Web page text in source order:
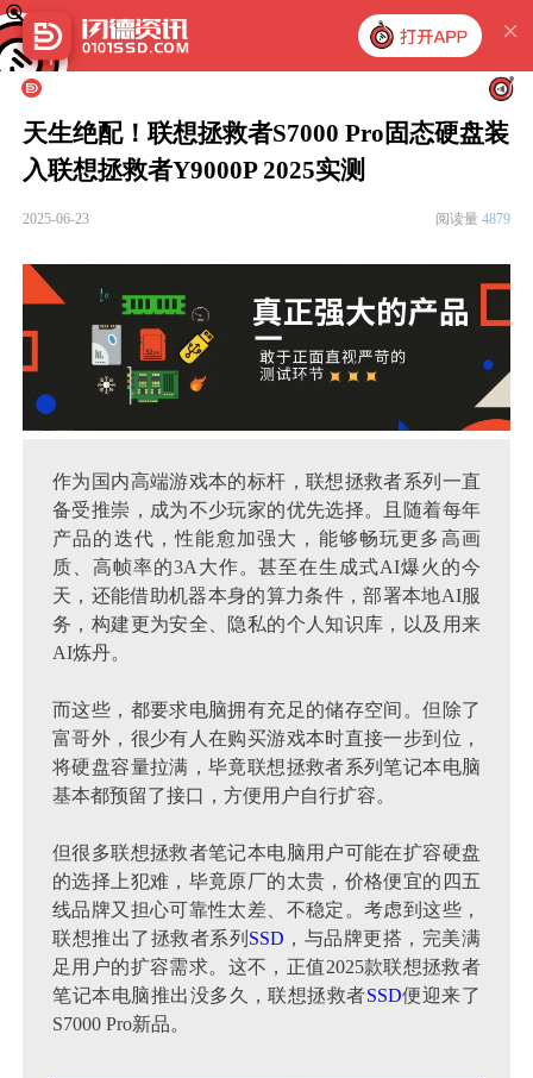
天生绝配！联想拯救者S7000 Pro固态硬盘装
入联想拯救者Y9000P 2025实测
2025-06-23 阅读量 4879
作为国内高端游戏本的标杆，联想拯救者系列一直
备受推崇，成为不少玩家的优先选择。且随着每年
产品的迭代，性能愈加强大，能够畅玩更多高画
质、高帧率的3A大作。甚至在生成式AI爆火的今
天，还能借助机器本身的算力条件，部署本地AI服
务，构建更为安全、隐私的个人知识库，以及用来
AI炼丹。
而这些，都要求电脑拥有充足的储存空间。但除了
富哥外，很少有人在购买游戏本时直接一步到位，
将硬盘容量拉满，毕竟联想拯救者系列笔记本电脑
基本都预留了接口，方便用户自行扩容。
但很多联想拯救者笔记本电脑用户可能在扩容硬盘
的选择上犯难，毕竟原厂的太贵，价格便宜的四五
线品牌又担心可靠性太差、不稳定。考虑到这些，
联想推出了拯救者系列 SSD ，与品牌更搭，完美满
足用户的扩容需求。这不，正值2025款联想拯救者
笔记本电脑推出没多久，联想拯救者SSD便迎来了
S7000 Pro新品。